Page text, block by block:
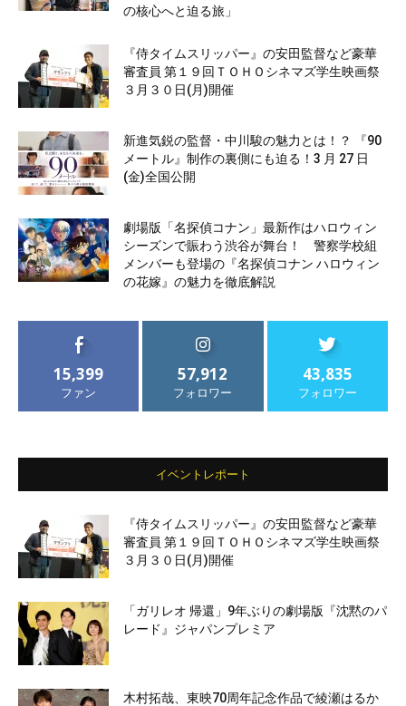
の核心へと迫る旅」
『侍タイムスリッパー』の安田監督など豪華
審査員 第１９回ＴＯＨＯシネマズ学生映画祭
３月３０日(月)開催
新進気鋭の監督・中川駿の魅力とは！？ 『90
メートル』制作の裏側にも迫る！3 月 27 日
(金)全国公開
劇場版「名探偵コナン」最新作はハロウィン
シーズンで賑わう渋谷が舞台！ 警察学校組
メンバーも登場の『名探偵コナン ハロウィン
の花嫁』の魅力を徹底解説
15,399
ファン
57,912
フォロワー
43,835
フォロワー
イベントレポート
『侍タイムスリッパー』の安田監督など豪華
審査員 第１９回ＴＯＨＯシネマズ学生映画祭
３月３０日(月)開催
「ガリレオ 帰還」9年ぶりの劇場版『沈黙のパ
レード』ジャパンプレミア
木村拓哉、東映70周年記念作品で綾瀬はるか